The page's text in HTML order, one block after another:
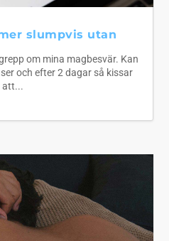
slumpvis utan
om mina magbesvär. Kan
och efter 2 dagar så kissar
att...